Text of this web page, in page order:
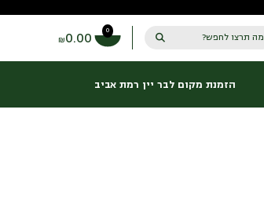
מה תרצו לחפש?
0
₪0.00
הזמנת מקום לבר יין רמת אביב